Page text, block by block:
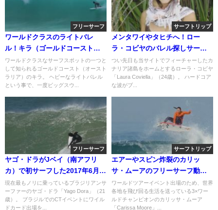
フリーサーフ
ワールドクラスのライトバレ
ル！キラ（ゴールドコースト）
でのフリーサーフ動画
ワールドクラスなサーフスポットの一つと
して知られるゴールドコースト（オースト
ラリア）のキラ。 ヘビーなライトバレル
という事で、一度ビッグスウ...
サーフトリップ
メンタワイやタヒチへ！ロー
ラ・コビヤのバレル探しサーフ
トリップ動画
つい先日も当サイトでフィーチャーしたカ
ナリア諸島をホームとするローラ・コビヤ
「Laura Coviella」（24歳）。 ハードコア
な波がブ...
フリーサーフ
ヤゴ・ドラがJベイ（南アフリ
カ）で初サーフした2017年6月の
動画
現在最もノリに乗っているブラジリアンサ
ーファーのヤゴ・ドラ「Yago Dora」（21
歳）。 ブラジルでのCTイベントにワイル
ドカード出場を...
サーフトリップ
エアーやスピン炸裂のカリッ
サ・ムーアのフリーサーフ動画
＠モロッコ&イスラエル
ワールドツアーイベント出場のため、世界
各地を飛び回る生活を送っている3×ワー
ルドチャンピオンのカリッサ・ムーア
「Carissa Moore」...